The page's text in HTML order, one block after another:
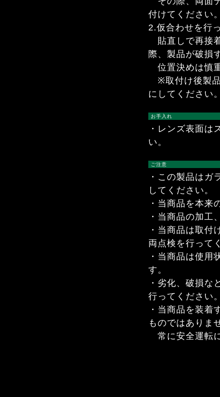
付けてください
2.仮合わせを行
貼直しで再接
際、製品が破損
位置決めは慎
※取付け後製品
にしてください
お手入れ
・レンズ表面は
い。
ご注意
・この製品はガ
してください。
・当商品を本来
・当商品の加工
・当商品は取付
両点検を行って
・当商品は使用
す。
・劣化、破損な
行ってください
・当商品を装着
ものではありま
常に安全運転